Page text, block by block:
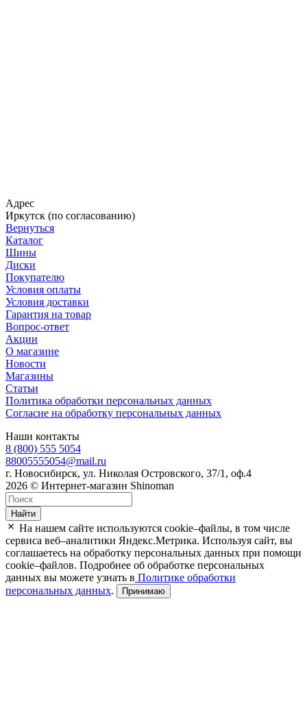
Адрес
Иркутск (по согласованию)
Вернуться
Каталог
Шины
Диски
Покупателю
Условия оплаты
Условия доставки
Гарантия на товар
Вопрос-ответ
Акции
О магазине
Новости
Магазины
Статьи
Политика обработки персональных данных
Согласие на обработку персональных данных
Наши контакты
8 (800) 555 5054
88005555054@mail.ru
г. Новосибирск, ул. Николая Островского, 37/1, оф.4
2026 © Интернет-магазин Shinoman
Найти
На нашем сайте используются cookie–файлы, в том числе
сервиса веб–аналитики Яндекс.Метрика. Используя сайт, вы
соглашаетесь на обработку персональных данных при помощи
cookie–файлов. Подробнее об обработке персональных
данных вы можете узнать в Политике обработки
персональных данных. Принимаю